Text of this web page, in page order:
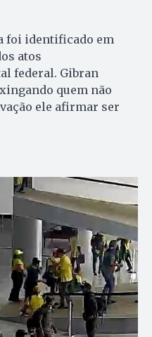
foi identificado em
atos
federal. Gibran
quem não
ele afirmar ser